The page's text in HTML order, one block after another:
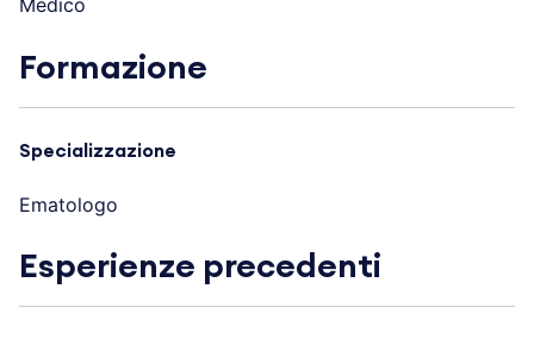
Medico
Formazione
Specializzazione
Ematologo
Esperienze precedenti